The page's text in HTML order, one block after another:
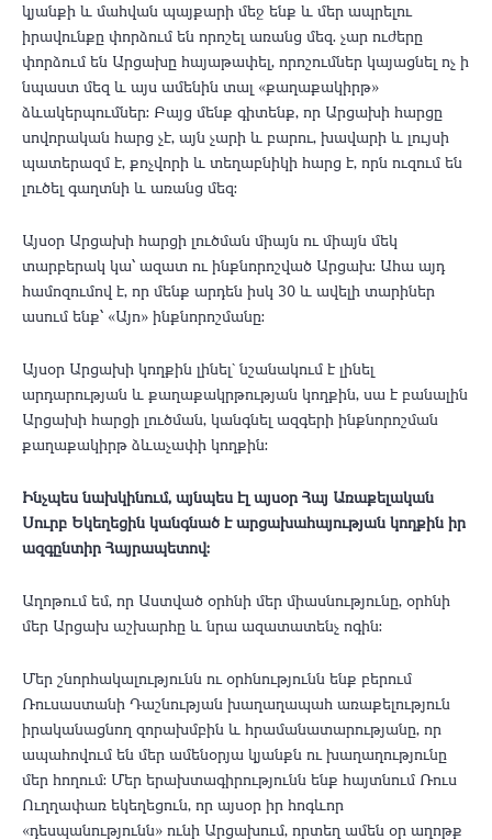
կյանքի և մահվան պայքարի մեջ ենք և մեր ապրելու
իրավունքը փորձում են որոշել առանց մեզ. չար ուժերը
փորձում են Արցախը հայաթափել, որոշումներ կայացնել ոչ ի
նպաստ մեզ և այս ամենին տալ «քաղաքակիրթ»
ձևակերպումներ: Բայց մենք գիտենք, որ Արցախի հարցը
սովորական հարց չէ, այն չարի և բարու, խավարի և լույսի
պատերազմ է, քոչվորի և տեղաբնիկի հարց է, որն ուզում են
լուծել գաղտնի և առանց մեզ:
Այսօր Արցախի հարցի լուծման միայն ու միայն մեկ
տարբերակ կա՝ ազատ ու ինքնորոշված Արցախ: Ահա այդ
համոզումով է, որ մենք արդեն իսկ 30 և ավելի տարիներ
ասում ենք՝ «Այո» ինքնորոշմանը:
Այսօր Արցախի կողքին լինել` նշանակում է լինել
արդարության և քաղաքակրթության կողքին, սա է բանալին
Արցախի հարցի լուծման, կանգնել ազգերի ինքնորոշման
քաղաքակիրթ ձևաչափի կողքին:
Ինչպես նախկինում, այնպես էլ այսօր Հայ Առաքելական
Սուրբ Եկեղեցին կանգնած է արցախահայության կողքին իր
ազգընտիր Հայրապետով:
Աղոթում եմ, որ Աստված օրհնի մեր միասնությունը, օրհնի
մեր Արցախ աշխարհը և նրա ազատատենչ ոգին:
Մեր շնորհակալությունն ու օրհնությունն ենք բերում
Ռուսաստանի Դաշնության խաղաղապահ առաքելություն
իրականացնող զորախմբին և հրամանատարությանը, որ
ապահովում են մեր ամենօրյա կյանքն ու խաղաղությունը
մեր հողում: Մեր երախտագիրությունն ենք հայտնում Ռուս
Ուղղափառ եկեղեցուն, որ այսօր իր հոգևոր
«դեսպանությունն» ունի Արցախում, որտեղ ամեն օր աղոթք